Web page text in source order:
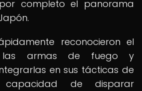
completo el panorama
reconocieron el
las armas de fuego y
en sus tácticas de
de disparar